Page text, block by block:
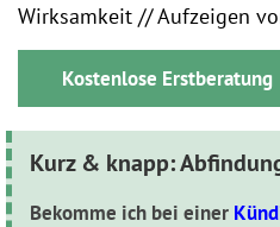
Wirksamkeit // Aufzeigen
Kostenlose Erstberatung
Kurz & knapp:
Bekomme ich bei einer